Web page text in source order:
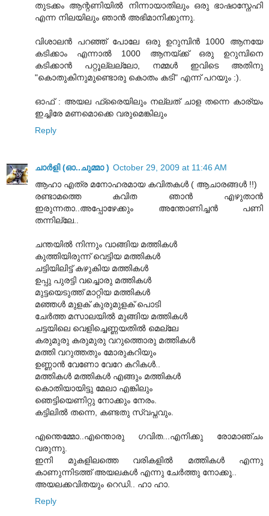
തുടക്കം ആന്റണിയില്‍ നിന്നായാതിലും ഒരു ഭാഷാസ്നേഹി
എന്ന നിലയിലും ഞാന്‍ അഭിമാനിക്കുന്നു.
വിശാലന്‍ പറഞ്ഞ് പോലേ ഒരു ഉറുമ്പിന്‍ 1000 ആനയേ
കടിക്കാം എന്നാല്‍ 1000 ആനയ്ക്ക് ഒരു ഉറുമ്പിനെ
കടിക്കാന്‍ പറ്റൂല്ലല്ലോ, നമ്മള്‍ ഇവിടെ അതിനു
"കൊതുകിനുമുണ്ടൊരു കൊതം കടി" എന്ന് പറയും :).
ഓഫ് : അയല ഫ്രൈയിലും നല്ലത് ചാള തന്നെ കാര്യം
ഇച്ചിരേ മണമൊക്കെ വരുമെങ്കിലും
Reply
ചാര്‍ളി (ഓ..ചുമ്മാ ) October 29, 2009 at 11:46 AM
ആഹാ എത്ര മനോഹരമായ കവിതകള്‍ ( ആചാരങ്ങള്‍ !!)
രണ്ടാമത്തെ കവിത ഞാന്‍ എഴുതാന്‍
ഇരുന്നതാ..അപ്പോഴേക്കും അന്തോണിച്ചന്‍ പണി
തന്നില്ലേ..
ചന്തയില്‍ നിന്നും വാങ്ങിയ മത്തികള്‍
കുത്തിയിരുന്ന് വെട്ടിയ മത്തികള്‍
ചട്ടിയിലിട്ട് കഴുകിയ മത്തികള്‍
ഉപ്പു പുരട്ടി വച്ചൊരു മത്തികള്‍
മുട്ടയെടുത്ത് മാറ്റിയ മത്തികള്‍
മഞ്ഞള്‍ മുളക് കുരുമുളക് പൊടി
ചേര്‍ത്ത മസാലയില്‍ മുങ്ങിയ മത്തികള്‍
ചട്ടയിലെ വെളിച്ചെണ്ണയതില്‍ മെല്ലേ
കരുമുരു കരുമുരു വറുത്തൊരു മത്തികള്‍
മത്തി വറുത്തതും മോരുകറിയും
ഉണ്ണാന്‍ വേണോ വേറേ കറികള്‍..
മത്തികള്‍ മത്തികള്‍ എങ്ങും മത്തികള്‍
കൊതിയായിട്ടു മേലാ എങ്കിലും
ഞെട്ടിയെണിറ്റു നോക്കും നേരം.
കട്ടിലില്‍ തന്നെ, കണ്ടതു സ്വപ്നവും.
എന്തെമ്മോ..എന്തൊരു ഗവിത...എനിക്കു രോമാഞ്ചം
വരുന്നു.
ഇനി മുകളിലത്തെ വരികളില്‍ മത്തികള്‍ എന്നു
കാണുന്നിടത്ത് അയലകള്‍ എന്നു ചേര്‍ത്തു നോക്കൂ..
അയലക്കവിതയും റെഡി.. ഹാ ഹാ.
Reply